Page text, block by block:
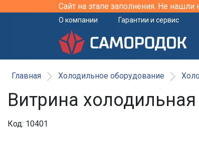
Сайт на этапе заполнения. Не
О компании Гарантии и сервис
Главная Холодильное оборудование
Витрина
Код: 10401